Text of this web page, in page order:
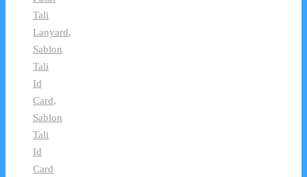
Tali
Lanyard,
Sablon
Tali
Id
Card,
Sablon
Tali
Id
Card